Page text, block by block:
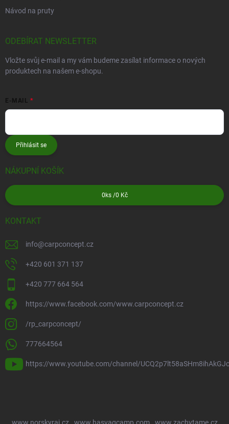
Návod na pruty
ODEBÍRAT NEWSLETTER
Vložte svůj e-mail a my vám budeme zasílat informace o nových
produktech na našem e-shopu.
E-MAIL
Přihlásit se
NÁKUPNÍ KOŠÍK
0 ks /0 Kč
KONTAKT
info@carpconcept.cz
+420 601 371 137
+420 777 664 564
https://www.facebook.com/www.carpconcept.cz
/rp_carpconcept/
777664564
https://www.youtube.com/channel/